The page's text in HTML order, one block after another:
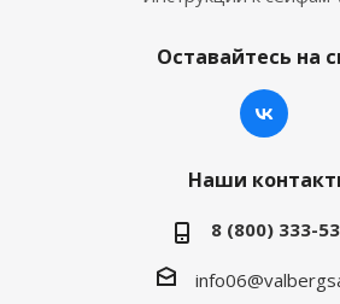
Оставайтесь на
Наши
8 (800) 333-